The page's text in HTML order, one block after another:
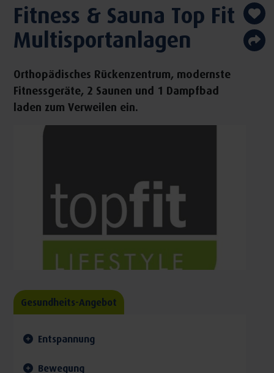
Fitness & Sauna Top Fit
Multisportanlagen
Orthopädisches Rückenzentrum, modernste
Fitnessgeräte, 2 Saunen und 1 Dampfbad
laden zum Verweilen ein.
Gesundheits-Angebot
Entspannung
Bewegung